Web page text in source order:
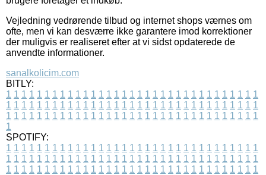
Vejledning vedrørende tilbud og internet shops værnes om
ofte, men vi kan desværre ikke garantere imod korrektioner
der muligvis er realiseret efter at vi sidst opdaterede de
anvendte informationer.
sanalkolicim.com
BITLY:
1 1 1 1 1 1 1 1 1 1 1 1 1 1 1 1 1 1 1 1 1 1 1 1 1 1 1 1 1 1 1 1 1
1 1 1 1 1 1 1 1 1 1 1 1 1 1 1 1 1 1 1 1 1 1 1 1 1 1 1 1 1 1 1 1 1
1 1 1 1 1 1 1 1 1 1 1 1 1 1 1 1 1 1 1 1 1 1 1 1 1 1 1 1 1 1 1 1 1
1
SPOTIFY:
1 1 1 1 1 1 1 1 1 1 1 1 1 1 1 1 1 1 1 1 1 1 1 1 1 1 1 1 1 1 1 1 1
1 1 1 1 1 1 1 1 1 1 1 1 1 1 1 1 1 1 1 1 1 1 1 1 1 1 1 1 1 1 1 1 1
1 1 1 1 1 1 1 1 1 1 1 1 1 1 1 1 1 1 1 1 1 1 1 1 1 1 1 1 1 1 1 1 1